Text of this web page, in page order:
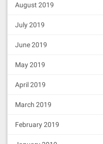
August 2019
July 2019
June 2019
May 2019
April 2019
March 2019
February 2019